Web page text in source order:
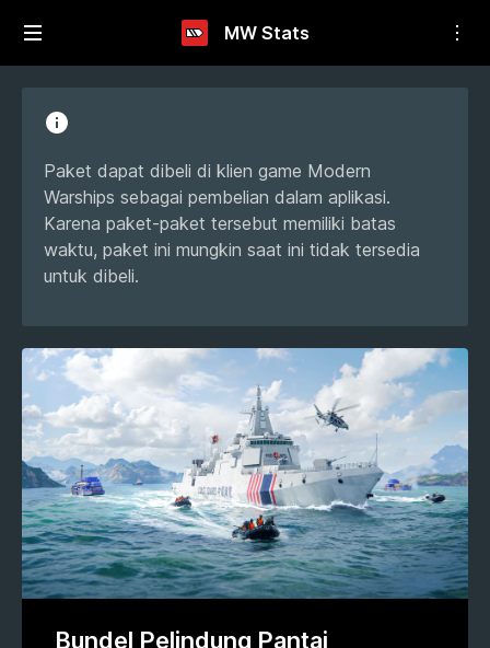
MW Stats
Paket dapat dibeli di klien game Modern
Warships sebagai pembelian dalam aplikasi.
Karena paket-paket tersebut memiliki batas
waktu, paket ini mungkin saat ini tidak tersedia
untuk dibeli.
Bundel Pelindung Pantai